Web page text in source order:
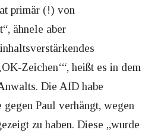
primär (!) von
ähnele aber
Zeichen‘“, heißt es in dem
Die AfD habe
Paul verhängt, wegen
zu haben. Diese „wurde